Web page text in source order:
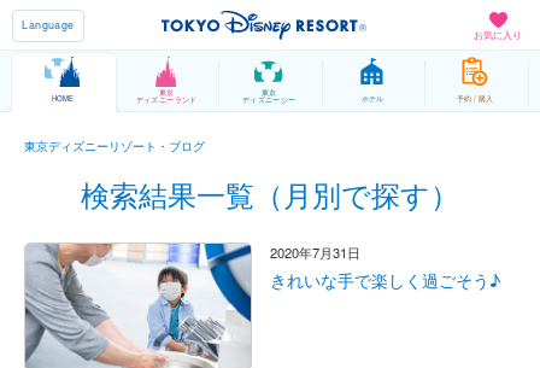
お気に入り
Language
HOME
東京
ディズニーランド
東京
ディズニーシー ホテル 予約 / 購入
東京ディズニーリゾート・ブログ
検索結果一覧（月別で探す）
2020年7月31日
きれいな手で楽しく過ごそう♪